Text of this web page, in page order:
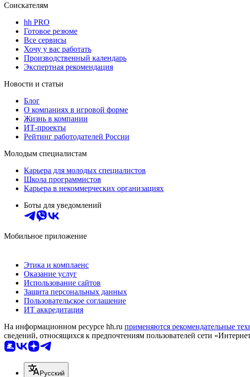
Соискателям
hh PRO
Готовое резюме
Все сервисы
Хочу у вас работать
Производственный календарь
Экспертная рекомендация
Новости и статьи
Блог
О компаниях в игровой форме
Жизнь в компании
ИТ-проекты
Рейтинг работодателей России
Молодым специалистам
Карьера для молодых специалистов
Школа программистов
Карьера в некоммерческих организациях
Боты для уведомлений
Мобильное приложение
Этика и комплаенс
Оказание услуг
Использование сайтов
Защита персональных данных
Пользовательское соглашение
ИТ аккредитация
На информационном ресурсе hh.ru применяются рекомендательные
сведений, относящихся к предпочтениям пользователей сети
Русский